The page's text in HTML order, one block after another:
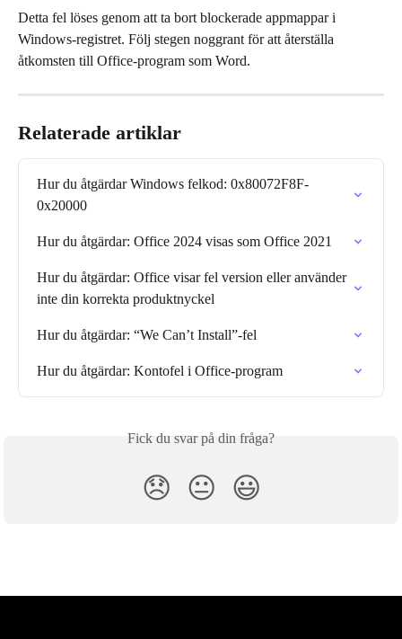
Detta fel löses genom att ta bort blockerade appmappar i
Windows-registret. Följ stegen noggrant för att återställa
åtkomsten till Office-program som Word.
Relaterade artiklar
Hur du åtgärdar Windows felkod: 0x80072F8F-
0x20000
Hur du åtgärdar: Office 2024 visas som Office 2021
Hur du åtgärdar: Office visar fel version eller använder
inte din korrekta produktnyckel
Hur du åtgärdar: “We Can’t Install”-fel
Hur du åtgärdar: Konto­fel i Office-program
Fick du svar på din fråga?
😞 😐 😃